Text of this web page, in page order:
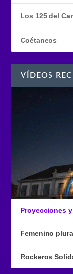
Los 125 del
Coétaneos
VÍDEOS
Proyecciones
Femenino
Rockeros